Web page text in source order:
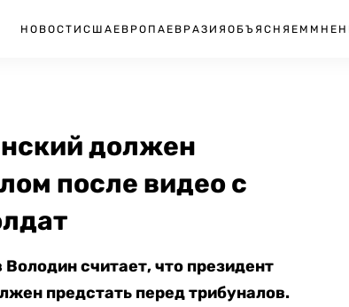
НОВОСТИ США ЕВРОПА ЕВРАЗИЯ ОБЪЯСНЯЕМ
должен
после видео с
считает, что президент
предстать перед трибуналов.